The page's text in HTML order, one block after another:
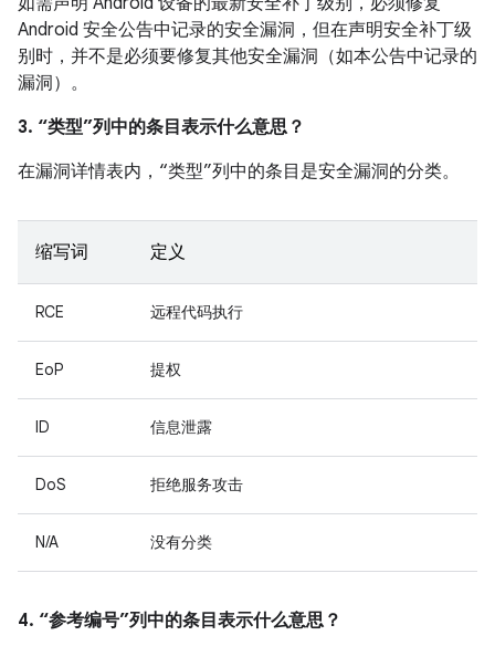
Android 安全公告中记录的安全漏洞，但在声明安全补丁级
别时，并不是必须要修复其他安全漏洞（如本公告中记录的
漏洞）。
3. “类型”列中的条目表示什么意思？
在漏洞详情表内，“类型”列中的条目是安全漏洞的分类。
缩写词 定义
RCE 远程代码执行
EoP 提权
ID 信息泄露
DoS 拒绝服务攻击
N/A 没有分类
4. “参考编号”列中的条目表示什么意思？